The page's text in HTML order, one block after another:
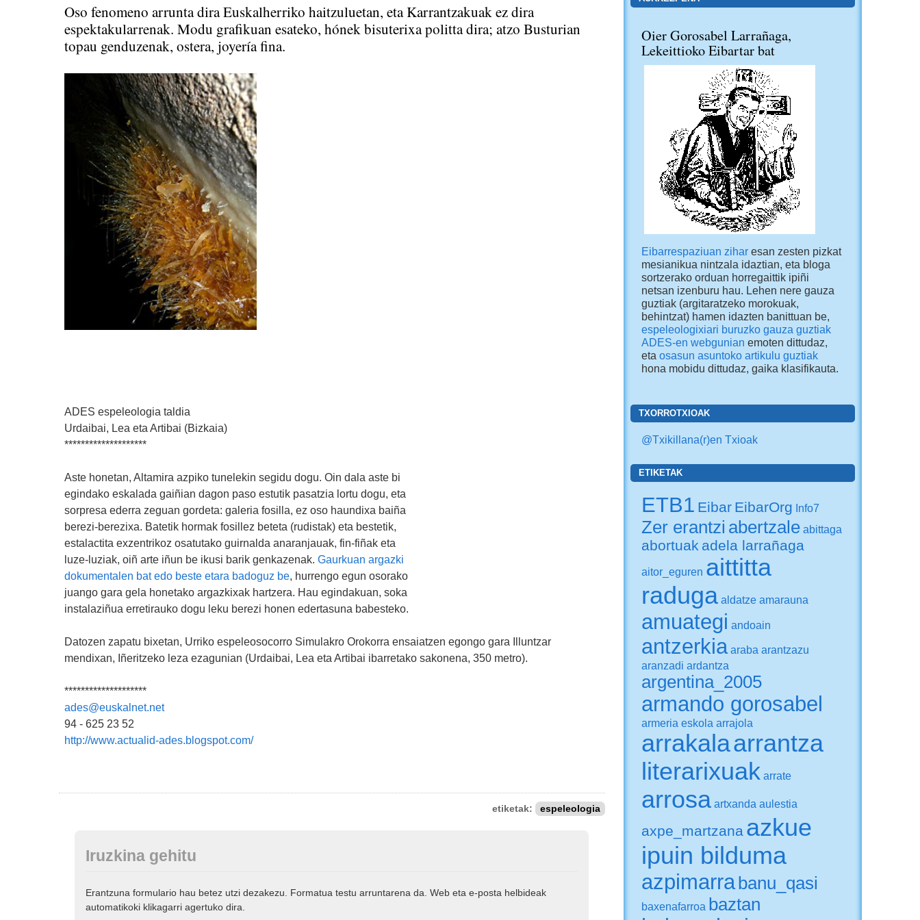
Oso fenomeno arrunta dira Euskalherriko haitzuluetan, eta Karrantzakuak ez dira
espektakularrenak. Modu grafikuan esateko, hónek bisuterixa politta dira; atzo Busturian
topau genduzenak, ostera, joyería fina.
ADES espeleologia taldia
Urdaibai, Lea eta Artibai (Bizkaia)
********************
Aste honetan, Altamira azpiko tunelekin segidu dogu. Oin dala aste bi
egindako eskalada gaiñian dagon paso estutik pasatzia lortu dogu, eta
sorpresa ederra zeguan gordeta: galeria fosilla, ez oso haundixa baiña
berezi-berezixa. Batetik hormak fosillez beteta (rudistak) eta bestetik,
estalactita exzentrikoz osatutako guirnalda anaranjauak, fin-fiñak eta
luze-luziak, oiñ arte iñun be ikusi barik genkazenak. Gaurkuan argazki
dokumentalen bat edo beste etara badoguz be, hurrengo egun osorako
juango gara gela honetako argazkixak hartzera. Hau egindakuan, soka
instalaziñua erretirauko dogu leku berezi honen edertasuna babesteko.
Datozen zapatu bixetan, Urriko espeleosocorro Simulakro Orokorra ensaiatzen egongo gara Illuntzar
mendixan, Iñeritzeko leza ezagunian (Urdaibai, Lea eta Artibai ibarretako sakonena, 350 metro).
********************
ades@euskalnet.net
94 - 625 23 52
http://www.actualid-ades.blogspot.com/
etiketak: espeleologia
Iruzkina gehitu
Erantzuna formulario hau betez utzi dezakezu. Formatua testu arruntarena da. Web eta e-posta helbideak
automatikoki klikagarri agertuko dira.
Oier Gorosabel Larrañaga,
Lekeittioko Eibartar bat
Eibarrespaziuan ziharesan zesten pizkat
mesianikua nintzala idaztian, eta bloga
sortzerako orduan horregaittik ipiñi
netsan izenburu hau. Lehen nere gauza
guztiak (argitaratzeko morokuak,
behintzat) hamen idazten banittuan be,
espeleologixiari buruzko gauza guztiak
ADES-en webgunian emoten dittudaz,
eta osasun asuntoko artikulu guztiak
hona mobidu dittudaz, gaika klasifikauta.
TXORROTXIOAK
@Txikillana(r)en Txioak
ETIKETAK
ETB1 Eibar EibarOrg Info7
Zer erantzi abertzale abittaga
abortuak adela larrañaga
aitor_eguren aittitta
raduga aldatze amarauna
amuategi andoain
antzerkia araba arantzazu
aranzadi ardantza
argentina_2005
armando gorosabel
armeria eskola arrajola
arrakalaarrantza
literarixuak arrate
arrosa artxanda aulestia
axpe_martzana azkue
ipuin bilduma
azpimarra banu_qasi
baxenafarroa baztan